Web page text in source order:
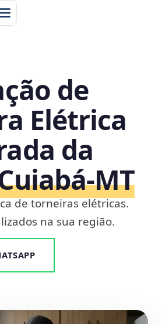
de
Elétrica
da
de torneiras elétricas.
na sua região.